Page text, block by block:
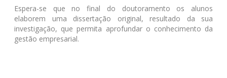
Espera-se que no final do doutoramento os alunos
elaborem uma dissertação original, resultado da sua
investigação, que permita aprofundar o conhecimento da
gestão empresarial.